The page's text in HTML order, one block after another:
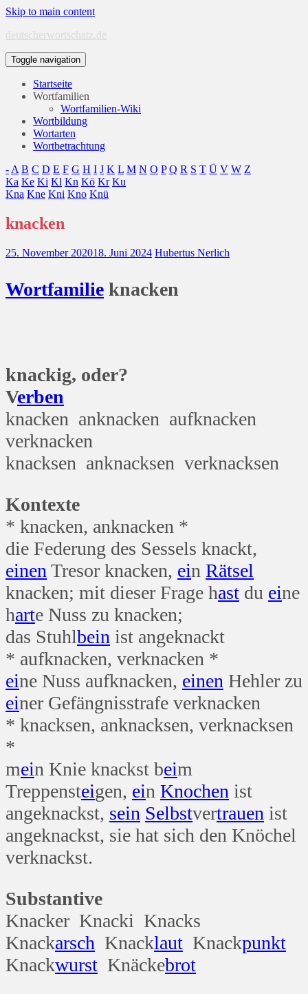
Skip to main content
deutscherwortschatz.de
Toggle navigation
Startseite
Wortfamilien
Wortfamilien-Wiki
Wortbildung
Wortarten
Wortbetrachtung
- A B C D E F G H I J K L M N O P Q R S T Ü V W Z
Ka Ke Ki Kl Kn Kö Kr Ku
Kna Kne Kni Kno Knü
knacken
25. November 202018. Juni 2024 Hubertus Nerlich
Wortfamilie knacken
knackig, oder?
Verben
knacken anknacken aufknacken
verknacken
knacksen anknacksen verknacksen
Kontexte
* knacken, anknacken *
die Federung des Sessels knackt,
einen Tresor knacken, ein Rätsel
knacken; mit dieser Frage hast du eine
harte Nuss zu knacken;
das Stuhlbein ist angeknackt
* aufknacken, verknacken *
eine Nuss aufknacken, einen Hehler zu
einer Gefängnisstrafe verknacken
* knacksen, anknacksen, verknacksen
*
mein Knie knackst beim
Treppensteigen, ein Knochen ist
angeknackst, sein Selbstvertrauen ist
angeknackst, sie hat sich den Knöchel
verknackst.
Substantive
Knacker Knacki Knacks
Knackarsch Knacklaut Knackpunkt
Knackwurst Knäckebrot